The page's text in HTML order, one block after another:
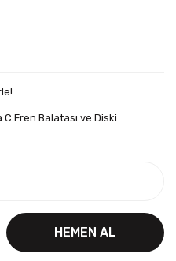
C Fren Balatası ve Diski
HEMEN AL